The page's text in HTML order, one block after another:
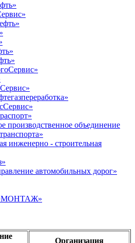
производственное объединение
инженерно - строительная
автомобильных дорог»
Организация